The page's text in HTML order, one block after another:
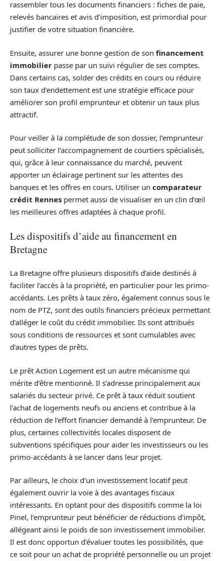
rassembler tous les documents financiers : fiches de paie,
relevés bancaires et avis d’imposition, est primordial pour
justifier de votre situation financière.
Ensuite, assurer une bonne gestion de son financement
immobilier passe par un suivi régulier de ses comptes.
Dans certains cas, solder des crédits en cours ou réduire
son taux d’endettement est une stratégie efficace pour
améliorer son profil emprunteur et obtenir un taux plus
attractif.
Pour veiller à la complétude de son dossier, l’emprunteur
peut solliciter l’accompagnement de courtiers spécialisés,
qui, grâce à leur connaissance du marché, peuvent
apporter un éclairage pertinent sur les attentes des
banques et les offres en cours. Utiliser un comparateur
crédit Rennes permet aussi de visualiser en un clin d’œil
les meilleures offres adaptées à chaque profil.
Les dispositifs d’aide au financement en
Bretagne
La Bretagne offre plusieurs dispositifs d’aide destinés à
faciliter l’accès à la propriété, en particulier pour les primo-
accédants. Les prêts à taux zéro, également connus sous le
nom de PTZ, sont des outils financiers précieux permettant
d’alléger le coût du crédit immobilier. Ils sont attribués
sous conditions de ressources et sont cumulables avec
d’autres types de prêts.
Le prêt Action Logement est un autre mécanisme qui
mérite d’être mentionné. Il s’adresse principalement aux
salariés du secteur privé. Ce prêt à taux réduit soutient
l’achat de logements neufs ou anciens et contribue à la
réduction de l’effort financier demandé à l’emprunteur. De
plus, certaines collectivités locales disposent de
subventions spécifiques pour aider les investisseurs ou les
primo-accédants à se lancer dans leur projet.
Par ailleurs, le choix d’un investissement locatif peut
également ouvrir la voie à des avantages fiscaux
intéressants. En optant pour des dispositifs comme la loi
Pinel, l’emprunteur peut bénéficier de réductions d’impôt,
allégeant ainsi le poids de son investissement immobilier.
Il est donc opportun d’évaluer toutes les possibilités, que
ce soit pour un achat de propriété personnelle ou un projet